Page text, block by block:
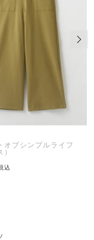
オブシンプルライフ
）
込